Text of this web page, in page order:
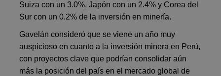
Suiza con un 3.0%, Japón con un 2.4% y Corea del
Sur con un 0.2% de la inversión en minería.
Gavelán consideró que se viene un año muy
auspicioso en cuanto a la inversión minera en Perú,
con proyectos clave que podrían consolidar aún
más la posición del país en el mercado global de